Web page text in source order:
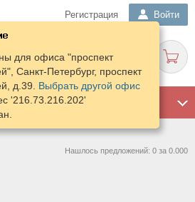
Регистрация Войти
для офиса "проспект
Санкт-Петербург, проспект
д.39. Выбрать другой офис
'216.73.216.202'
Нашлось предложений: 0 за 0.000